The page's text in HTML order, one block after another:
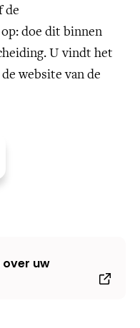
de
doe dit binnen
U vindt het
website van de
uw